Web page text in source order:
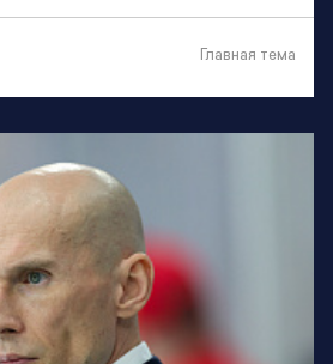
Главная тема